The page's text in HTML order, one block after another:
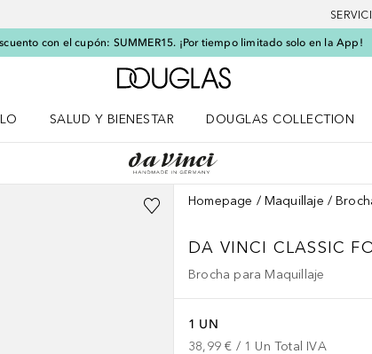
con el cupón: SUMMER15. ¡Por tiempo limitado solo en la App!
A Douglas Home
SALUD Y BIENESTAR
DOUGLAS COLLECTION
Homepage Maquillaje
DA VINCI CLASSIC
Brocha para Maquillaje
1 UN
38,99 € / 1 Un Total IVA